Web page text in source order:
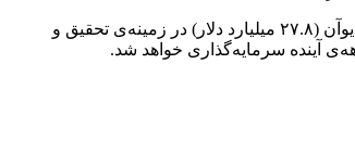
مدیر عامل شیائومی، آقای Lei Jun در یک رویداد ویژه برای معرفی این تراشه و تبلت در شهر پکنِ کشور چین اعلام کرد که این شرکت قصد دارد تا ۲۰۰ میلیارد یوآن (۲۷.۸ میلیارد دلار) در زمینه‌ی تحقیق و